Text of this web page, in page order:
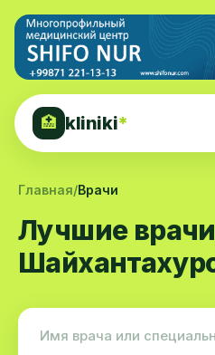
🏥 kliniki*
Главная/Врачи
Лучшие врачи